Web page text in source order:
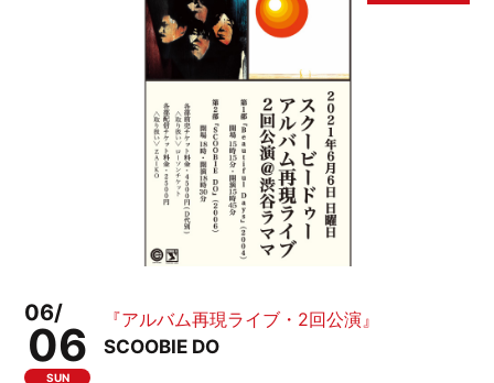
06/
06
SUN
『アルバム再現ライブ・2回公演』
SCOOBIE DO